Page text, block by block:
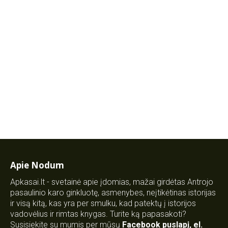
Apie Nodum
Apkasai.lt - svetainė apie įdomias, mažai girdėtas Antrojo
pasaulinio karo ginkluotę, asmenybes, neįtikėtinas istorijas
ir visą kitą, kas yra per smulku, kad patektų į istorijos
vadovėlius ir rimtas knygas. Turite ką papasakoti?
Susisiekite su mumis per mūsų Facebook puslapį, el.